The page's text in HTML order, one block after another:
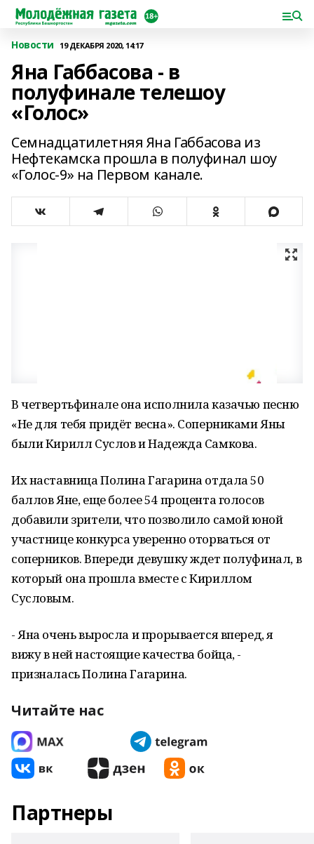
Новости 19 ДЕКАБРЯ 2020, 14:17
Яна Габбасова - в
полуфинале телешоу
«Голос»
Семнадцатилетняя Яна Габбасова из
Нефтекамска прошла в полуфинал шоу
«Голос-9» на Первом канале.
В четвертьфинале она исполнила казачью песню
«Не для тебя придёт весна». Соперниками Яны
были Кирилл Суслов и Надежда Самкова.
Их наставница Полина Гагарина отдала 50
баллов Яне, еще более 54 процента голосов
добавили зрители, что позволило самой юной
участнице конкурса уверенно оторваться от
соперников. Впереди девушку ждет полуфинал, в
который она прошла вместе с Кириллом
Сусловым.
- Яна очень выросла и прорывается вперед, я
вижу в ней настоящие качества бойца, -
призналась Полина Гагарина.
Читайте нас
Партнеры